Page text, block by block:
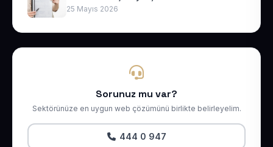
25 Mayıs 2026
Sorunuz mu var?
Sektörünüze en uygun web çözümünü birlikte belirleyelim.
444 0 947